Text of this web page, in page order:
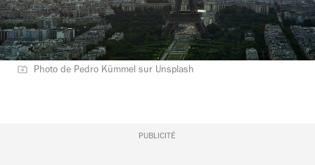
Photo de Pedro Kümmel sur Unsplash
PUBLICITÉ